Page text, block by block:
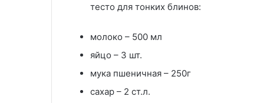
тесто для тонких блинов:
молоко – 500 мл
яйцо – 3 шт.
мука пшеничная – 250г
сахар – 2 ст.л.